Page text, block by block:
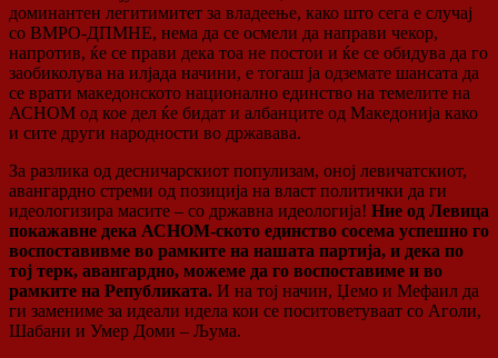
доминантен легитимитет за владеење, како што сега е случај
со ВМРО-ДПМНЕ, нема да се осмели да направи чекор,
напротив, ќе се прави дека тоа не постои и ќе се обидува да го
заобиколува на илјада начини, е тогаш ја одземате шансата да
се врати македонското национално единство на темелите на
АСНОМ од кое дел ќе бидат и албанците од Македонија како
и сите други народности во државава.
За разлика од десничарскиот популизам, оној левичатскиот,
авангардно стреми од позиција на власт политички да ги
идеологизира масите – со државна идеологија! Ние од Левица
покажавне дека АСНОМ-ското единство сосема успешно го
воспоставивме во рамките на нашата партија, и дека по
тој терк, авангардно, можеме да го воспоставиме и во
рамките на Републиката. И на тој начин, Џемо и Мефаил да
ги замениме за идеали идела кои се поситоветуваат со Аголи,
Шабани и Умер Доми – Љума.